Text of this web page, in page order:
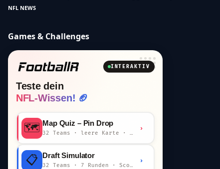
NFL NEWS
Games & Challenges
INTERAKTIV
Teste dein
NFL-Wissen! 🏈
🗺️ Map Quiz – Pin Drop
›
📋 Draft Simulator
›